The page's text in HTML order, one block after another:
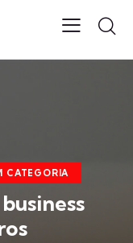
CATEGORIA